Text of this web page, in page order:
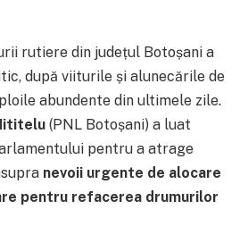
rutiere din județul Botoșani a
după viiturile și alunecările de
abundente din ultimele zile.
(PNL Botoșani) a luat
pentru a atrage
nevoii urgente de alocare
pentru refacerea drumurilor